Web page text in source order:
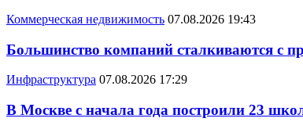
Коммерческая недвижимость 07.08.2026 19:43
Большинство компаний сталкиваются с
Инфраструктура 07.08.2026 17:29
В Москве с начала года построили 23